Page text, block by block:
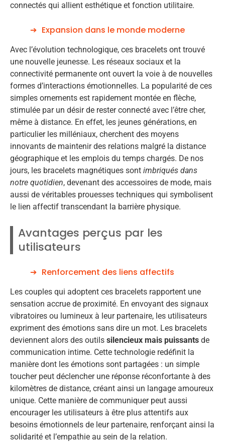
connectés qui allient esthétique et fonction utilitaire.
Expansion dans le monde moderne
Avec l’évolution technologique, ces bracelets ont trouvé
une nouvelle jeunesse. Les réseaux sociaux et la
connectivité permanente ont ouvert la voie à de nouvelles
formes d’interactions émotionnelles. La popularité de ces
simples ornements est rapidement montée en flèche,
stimulée par un désir de rester connecté avec l’être cher,
même à distance. En effet, les jeunes générations, en
particulier les milléniaux, cherchent des moyens
innovants de maintenir des relations malgré la distance
géographique et les emplois du temps chargés. De nos
jours, les bracelets magnétiques sont imbriqués dans
notre quotidien, devenant des accessoires de mode, mais
aussi de véritables prouesses techniques qui symbolisent
le lien affectif transcendant la barrière physique.
Avantages perçus par les
utilisateurs
Renforcement des liens affectifs
Les couples qui adoptent ces bracelets rapportent une
sensation accrue de proximité. En envoyant des signaux
vibratoires ou lumineux à leur partenaire, les utilisateurs
expriment des émotions sans dire un mot. Les bracelets
deviennent alors des outils silencieux mais puissants de
communication intime. Cette technologie redéfinit la
manière dont les émotions sont partagées : un simple
toucher peut déclencher une réponse réconfortante à des
kilomètres de distance, créant ainsi un langage amoureux
unique. Cette manière de communiquer peut aussi
encourager les utilisateurs à être plus attentifs aux
besoins émotionnels de leur partenaire, renforçant ainsi la
solidarité et l’empathie au sein de la relation.